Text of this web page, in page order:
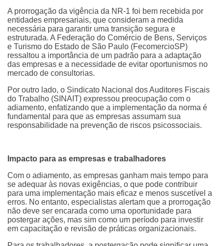
A prorrogação da vigência da NR-1 foi bem recebida por
entidades empresariais, que consideram a medida
necessária para garantir uma transição segura e
estruturada. A Federação do Comércio de Bens, Serviços
e Turismo do Estado de São Paulo (FecomercioSP)
ressaltou a importância de um padrão para a adaptação
das empresas e a necessidade de evitar oportunismos no
mercado de consultorias.
Por outro lado, o Sindicato Nacional dos Auditores Fiscais
do Trabalho (SINAIT) expressou preocupação com o
adiamento, enfatizando que a implementação da norma é
fundamental para que as empresas assumam sua
responsabilidade na prevenção de riscos psicossociais.
Impacto para as empresas e trabalhadores
Com o adiamento, as empresas ganham mais tempo para
se adequar às novas exigências, o que pode contribuir
para uma implementação mais eficaz e menos suscetível a
erros. No entanto, especialistas alertam que a prorrogação
não deve ser encarada como uma oportunidade para
postergar ações, mas sim como um período para investir
em capacitação e revisão de práticas organizacionais.